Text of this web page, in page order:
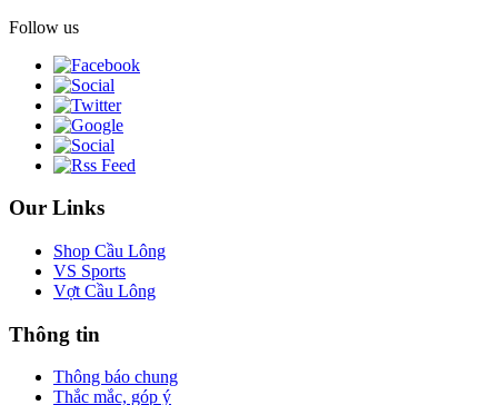
Follow us
Our Links
Shop Cầu Lông
VS Sports
Vợt Cầu Lông
Thông tin
Thông báo chung
Thắc mắc, góp ý